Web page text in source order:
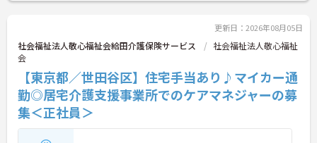
更新日：2026年08月05日
社会福祉法人敬心福祉会給田介護保険サービス
社会福祉法人敬心福祉
会
【東京都／世田谷区】住宅手当あり♪マイカー通
勤◎居宅介護支援事業所でのケアマネジャーの募
集＜正社員＞